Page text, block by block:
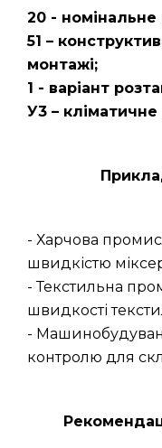
20 -
51 –
монтажі;
1 - варіант
У3 –
- Харчова
швидкістю
- Текстильна
швидкості
-
контролю для